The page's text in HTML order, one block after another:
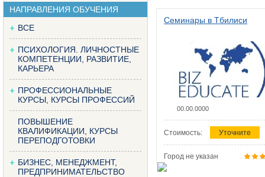
НАПРАВЛЕНИЯ ОБУЧЕНИЯ
ВСЕ
ПСИХОЛОГИЯ. ЛИЧНОСТНЫЕ
КОМПЕТЕНЦИИ, РАЗВИТИЕ,
КАРЬЕРА
ПРОФЕССИОНАЛЬНЫЕ
КУРСЫ, КУРСЫ ПРОФЕССИЙ
ПОВЫШЕНИЕ
КВАЛИФИКАЦИИ, КУРСЫ
ПЕРЕПОДГОТОВКИ
БИЗНЕС, МЕНЕДЖМЕНТ,
ПРЕДПРИНИМАТЕЛЬСТВО
Семинары в Тбилиси
00.00.0000
Стоимость: Уточните
Город не указан